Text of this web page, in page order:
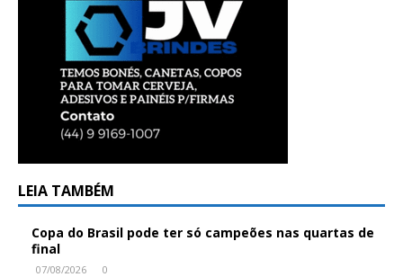
LEIA TAMBÉM
Copa do Brasil pode ter só campeões nas quartas de
final
07/08/2026 0